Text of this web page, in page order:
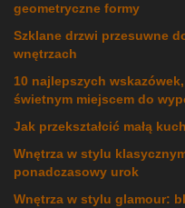
geometryczne formy
Szklane drzwi przesuwne
wnętrzach
10 najlepszych
świetnym miejscem do
Jak przekształcić małą
Wnętrza w stylu
ponadczasowy urok
Wnętrza w stylu glamour: